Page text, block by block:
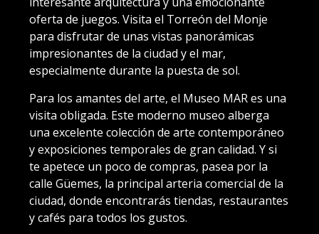
oferta de juegos. Visita el Torreón del Monje
para disfrutar de unas vistas panorámicas
impresionantes de la ciudad y el mar,
especialmente durante la puesta de sol.
Para los amantes del arte, el Museo MAR es una
visita obligada. Este moderno museo alberga
una excelente colección de arte contemporáneo
y exposiciones temporales de gran calidad. Y si
te apetece un poco de compras, pasea por la
calle Güemes, la principal arteria comercial de la
ciudad, donde encontrarás tiendas, restaurantes
y cafés para todos los gustos.